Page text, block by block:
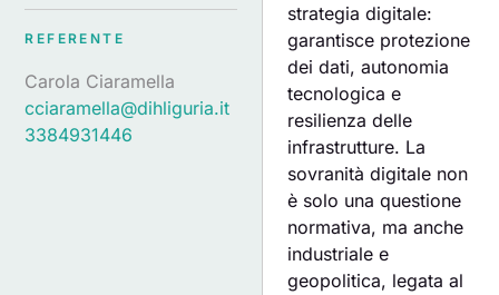
REFERENTE
Carola Ciaramella
cciaramella@dihliguria.it
3384931446
strategia digitale:
garantisce protezione
dei dati, autonomia
tecnologica e
resilienza delle
infrastrutture. La
sovranità digitale non
è solo una questione
normativa, ma anche
industriale e
geopolitica, legata al